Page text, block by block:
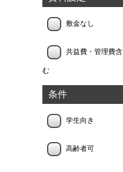
敷金なし
共益費・管理費含
む
条件
学生向き
高齢者可